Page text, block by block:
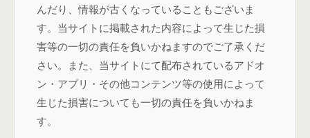
んだり、情報が古くなっていることもございま
す。当サイトに掲載された内容によって生じた損
害等の一切の責任を負いかねますのでご了承くだ
さい。また、当サイトにて配布されているアドオ
ン・アプリ・その他コンテンツ等の使用によって
生じた損害についても一切の責任を負いかねま
す。